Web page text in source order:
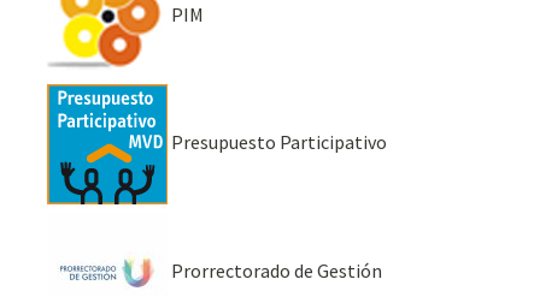
PIM
Presupuesto Participativo
Prorrectorado de Gestión